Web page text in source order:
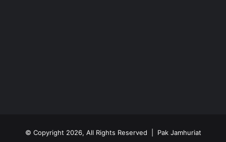
© Copyright 2026, All Rights Reserved | Pak Jamhuriat